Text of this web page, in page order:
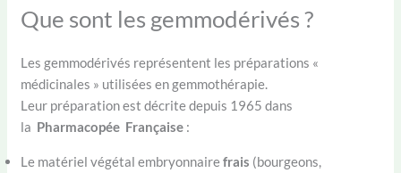
Que sont les gemmodérivés ?
Les gemmodérivés représentent les préparations «
médicinales » utilisées en gemmothérapie.
Leur préparation est décrite depuis 1965 dans
la Pharmacopée Française :
Le matériel végétal embryonnairefrais (bourgeons,